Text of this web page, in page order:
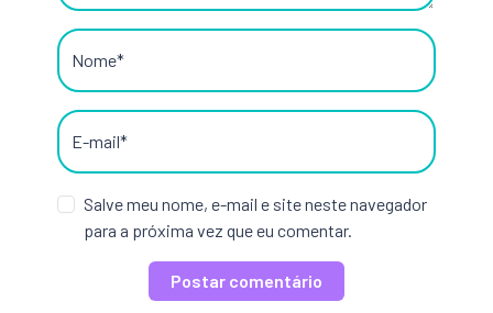
Nome*
E-mail*
Salve meu nome, e-mail e site neste navegador
para a próxima vez que eu comentar.